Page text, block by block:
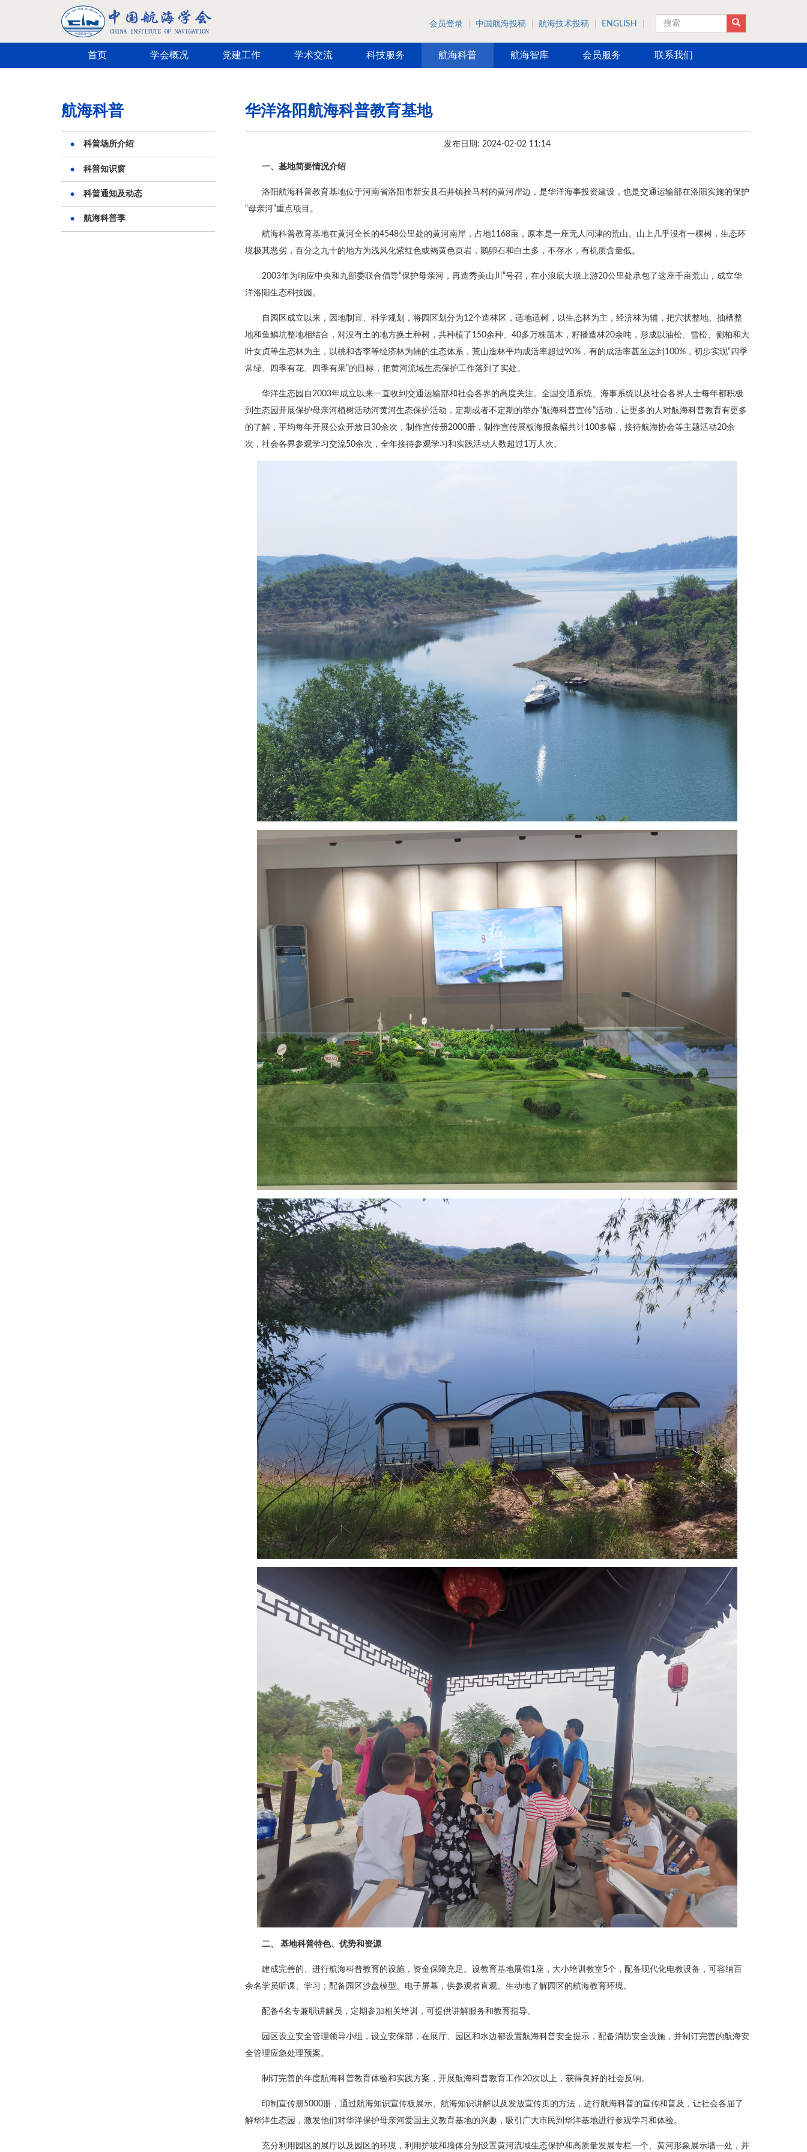
会员登录 中国航海投稿 航海技术投稿 ENGLISH
搜索
首页 学会概况 党建工作 学术交流 科技服务 航海科普 航海智库 会员服务 联系我们
航海科普
科普场所介绍
科普知识窗
科普通知及动态
航海科普季
华洋洛阳航海科普教育基地
发布日期: 2024-02-02 11:14
一、基地简要情况介绍
洛阳航海科普教育基地位于河南省洛阳市新安县石井镇拴马村的黄河岸边，是华洋海事投资建设，也是交通运输部在洛阳实施的保护
“母亲河”重点项目。
航海科普教育基地在黄河全长的4548公里处的黄河南岸，占地1168亩，原本是一座无人问津的荒山。山上几乎没有一棵树，生态环
境极其恶劣，百分之九十的地方为浅风化紫红色或褐黄色页岩，鹅卵石和白土多，不存水，有机质含量低。
2003年为响应中央和九部委联合倡导“保护母亲河，再造秀美山川”号召，在小浪底大坝上游20公里处承包了这座千亩荒山，成立华
洋洛阳生态科技园。
自园区成立以来，因地制宜、科学规划，将园区划分为12个造林区，适地适树，以生态林为主，经济林为辅，把穴状整地、抽槽整
地和鱼鳞坑整地相结合，对没有土的地方换土种树，共种植了150余种、40多万株苗木，籽播造林20余吨，形成以油松、雪松、侧柏和大
叶女贞等生态林为主，以桃和杏李等经济林为辅的生态体系，荒山造林平均成活率超过90%，有的成活率甚至达到100%，初步实现“四季
常绿、四季有花、四季有果”的目标，把黄河流域生态保护工作落到了实处。
华洋生态园自2003年成立以来一直收到交通运输部和社会各界的高度关注。全国交通系统、海事系统以及社会各界人士每年都积极
到生态园开展保护母亲河植树活动河黄河生态保护活动，定期或者不定期的举办“航海科普宣传”活动，让更多的人对航海科普教育有更多
的了解，平均每年开展公众开放日30余次，制作宣传册2000册，制作宣传展板海报条幅共计100多幅，接待航海协会等主题活动20余
次，社会各界参观学习交流50余次，全年接待参观学习和实践活动人数超过1万人次。
二、 基地科普特色、优势和资源
建成完善的、进行航海科普教育的设施，资金保障充足。设教育基地展馆1座，大小培训教室5个，配备现代化电教设备，可容纳百
余名学员听课、学习；配备园区沙盘模型、电子屏幕，供参观者直观、生动地了解园区的航海教育环境。
配备4名专兼职讲解员，定期参加相关培训，可提供讲解服务和教育指导。
园区设立安全管理领导小组，设立安保部，在展厅、园区和水边都设置航海科普安全提示，配备消防安全设施，并制订完善的航海安
全管理应急处理预案。
制订完善的年度航海科普教育体验和实践方案，开展航海科普教育工作20次以上，获得良好的社会反响。
印制宣传册5000册，通过航海知识宣传板展示、航海知识讲解以及发放宣传页的方法，进行航海科普的宣传和普及，让社会各届了
解华洋生态园，激发他们对华洋保护母亲河爱国主义教育基地的兴趣，吸引广大市民到华洋基地进行参观学习和体验。
充分利用园区的展厅以及园区的环境，利用护坡和墙体分别设置黄河流域生态保护和高质量发展专栏一个、黄河形象展示墙一处，并